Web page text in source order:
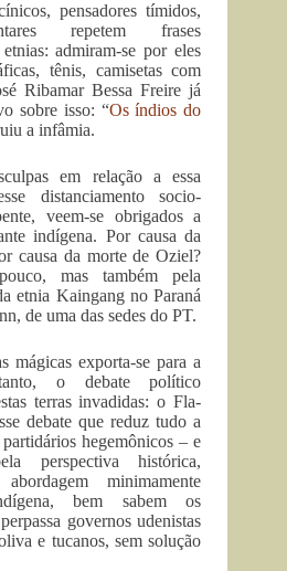
pensadores tímidos,
repetem frases
admiram-se por eles
tênis, camisetas com
Ribamar Bessa Freire já
sobre isso: “Os índios do
a infâmia.
em relação a essa
distanciamento socio-
veem-se obrigados a
indígena. Por causa da
causa da morte de Oziel?
mas também pela
etnia Kaingang no Paraná
de uma das sedes do PT.
mágicas exporta-se para a
o debate político
terras invadidas: o Fla-
debate que reduz tudo a
hegemônicos – e
perspectiva histórica,
minimamente
bem sabem os
governos udenistas
e tucanos, sem solução